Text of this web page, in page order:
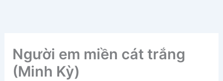
Người em miền cát trắng
(Minh Kỳ)